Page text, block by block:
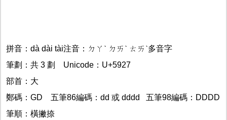
拼音：dà dài tài注音：ㄉㄚˋ ㄉㄞˋ ㄊㄞˋ多音字
筆劃：共 3 劃 Unicode：U+5927
部首：大
鄭碼：GD 五筆86編碼：dd 或 dddd 五筆98編碼：DDDD
筆順：橫撇捺